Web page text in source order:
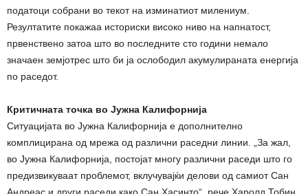
податоци собрани во текот на изминатиот милениум.
Резултатите покажаа историски високо ниво на напнатост,
првенствено затоа што во последните сто години немало
значаен земјотрес што би ја ослободил акумулираната енергија
по раседот.
Критичната точка во Јужна Калифорнија
Ситуацијата во Јужна Калифорнија е дополнително
комплицирана од мрежа од различни раседни линии. „За жал,
во Јужна Калифорнија, постојат многу различни раседи што го
предизвикуваат проблемот, вклучувајќи делови од самиот Сан